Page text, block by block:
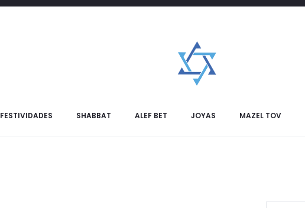
FESTIVIDADES SHABBAT ALEF BET JOYAS MAZEL TOV